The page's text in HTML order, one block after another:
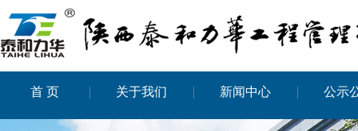
首 页 关于我们 新闻中心 公示